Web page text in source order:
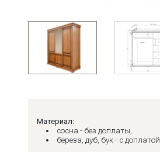
Материал:
сосна - без доплаты,
береза, дуб, бук - с доплатой.